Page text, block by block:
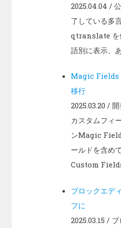
2025.04.04 /
了している多
qtranslate を
語別に表示、
Magic Fields
移行
2025.03.20 / 開
カスタムフィ
ンMagic
ールドを含め
Custom
ブロックエデ
フに
2025.03.15 / ブ